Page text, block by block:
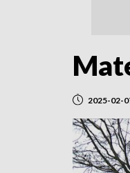
2025-02-